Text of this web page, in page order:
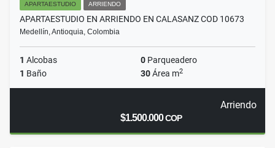
APARTAESTUDIO ARRIENDO
APARTAESTUDIO EN ARRIENDO EN CALASANZ COD 10673
Medellín, Antioquia, Colombia
1 Alcobas 0 Parqueadero
1 Baño 30Área m2
Arriendo
$1.500.000COP